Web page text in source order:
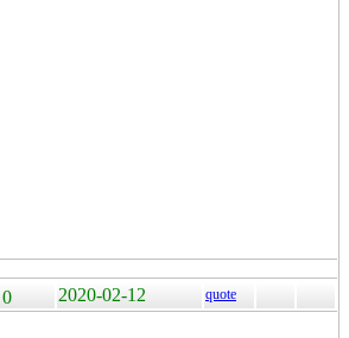
0 2020-02-12 quote